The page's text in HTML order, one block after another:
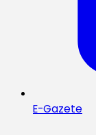
E-Gazete